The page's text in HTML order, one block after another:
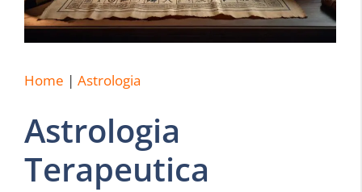
Home | Astrologia
Astrologia
Terapeutica